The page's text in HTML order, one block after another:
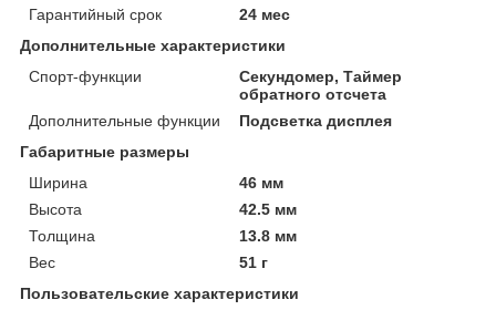
Гарантийный срок
24 мес
Дополнительные характеристики
Спорт-функции
Секундомер, Таймер
обратного отсчета
Дополнительные функции
Подсветка дисплея
Габаритные размеры
Ширина
46 мм
Высота
42.5 мм
Толщина
13.8 мм
Вес
51 г
Пользовательские характеристики